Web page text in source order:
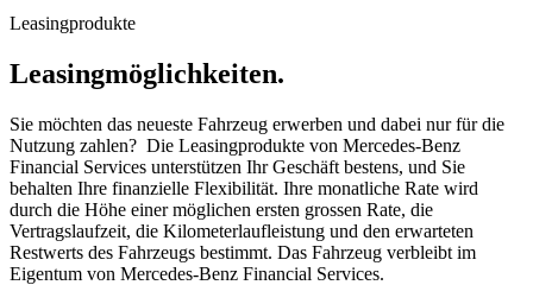
Leasingprodukte
Leasingmöglichkeiten.
Sie möchten das neueste Fahrzeug erwerben und dabei nur für die
Nutzung zahlen? Die Leasingprodukte von Mercedes-Benz
Financial Services unterstützen Ihr Geschäft bestens, und Sie
behalten Ihre finanzielle Flexibilität. Ihre monatliche Rate wird
durch die Höhe einer möglichen ersten grossen Rate, die
Vertragslaufzeit, die Kilometerlaufleistung und den erwarteten
Restwerts des Fahrzeugs bestimmt. Das Fahrzeug verbleibt im
Eigentum von Mercedes-Benz Financial Services.